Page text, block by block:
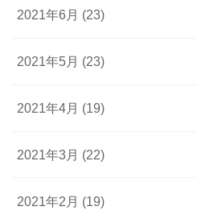
2021年6月 (23)
2021年5月 (23)
2021年4月 (19)
2021年3月 (22)
2021年2月 (19)